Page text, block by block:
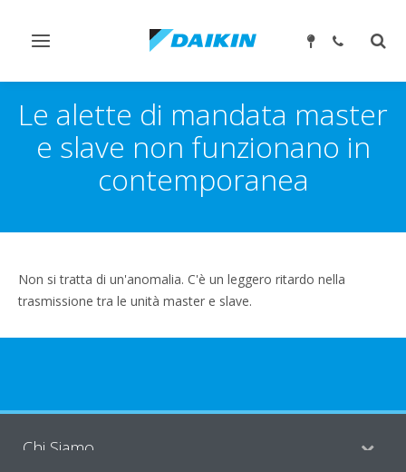
Attiva/disattiva
Le alette di mandata master
e slave non funzionano in
contemporanea
Non si tratta di un'anomalia. C'è un leggero ritardo nella
trasmissione tra le unità master e slave.
Chi Siamo